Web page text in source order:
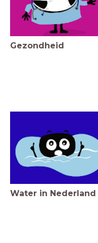
Gezondheid
Water in Nederland